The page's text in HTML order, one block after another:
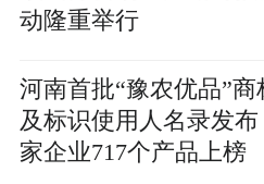
动隆重举行
河南首批“豫农优品”商
及标识使用人名录发布
家企业717个产品上榜